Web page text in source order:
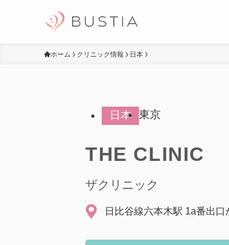
ホーム クリニック情報 日本
日本 東京
THE CLINIC
ザクリニック
日比谷線六本木駅 1a番出